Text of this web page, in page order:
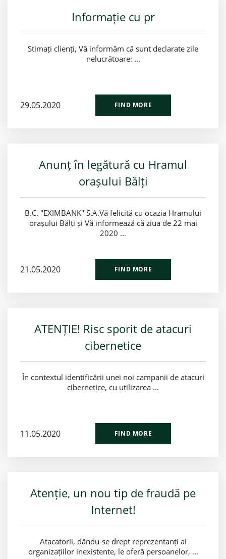
Informație cu pr
Stimați clienți, Vă informăm că sunt declarate zile
nelucrătoare: ...
29.05.2020 FIND MORE
Anunț în legătură cu Hramul
orașului Bălți
B.C. "EXIMBANK" S.A.Vă felicită cu ocazia Hramului
orașului Bălți și Vă informează că ziua de 22 mai
2020 ...
21.05.2020 FIND MORE
ATENȚIE! Risc sporit de atacuri
cibernetice
În contextul identificării unei noi campanii de atacuri
cibernetice, cu utilizarea ...
11.05.2020 FIND MORE
Atenție, un nou tip de fraudă pe
Internet!
Atacatorii, dându-se drept reprezentanți ai
organizațiilor inexistente, le oferă persoanelor, ...